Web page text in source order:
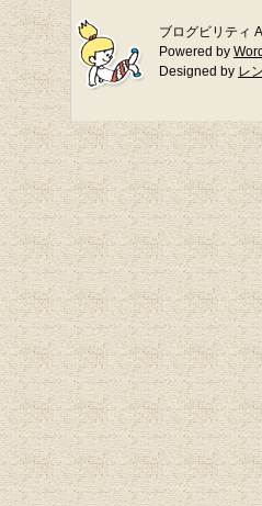
ブログビリティ
Powered by
Designed by レ